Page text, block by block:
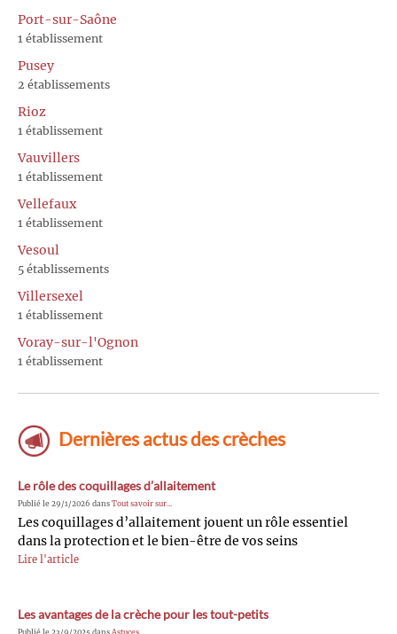
Port-sur-Saône
1 établissement
Pusey
2 établissements
Rioz
1 établissement
Vauvillers
1 établissement
Vellefaux
1 établissement
Vesoul
5 établissements
Villersexel
1 établissement
Voray-sur-l'Ognon
1 établissement
Dernières actus des crèches
Le rôle des coquillages d’allaitement
Publié le 29/1/2026 dans Tout savoir sur...
Les coquillages d’allaitement jouent un rôle essentiel
dans la protection et le bien-être de vos seins
Lire l'article
Les avantages de la crèche pour les tout-petits
Publié le 23/9/2025 dans Astuces